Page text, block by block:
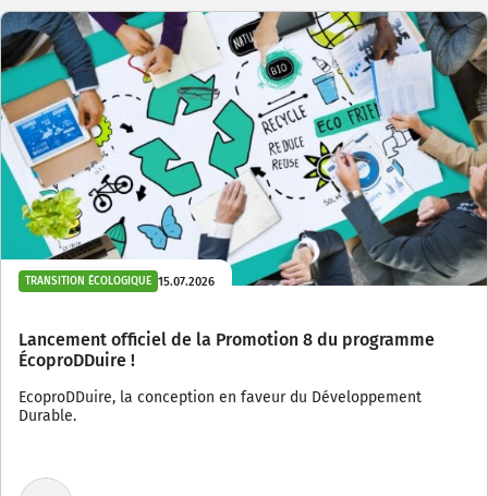
TRANSITION ÉCOLOGIQUE 15.07.2026
Lancement officiel de la Promotion 8 du programme
ÉcoproDDuire !
EcoproDDuire, la conception en faveur du Développement
Durable.